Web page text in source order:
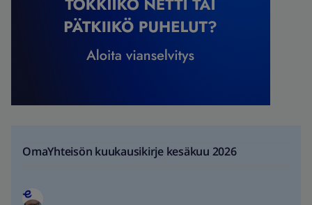
OmaYhteisön kuukausikirje kesäkuu 2026